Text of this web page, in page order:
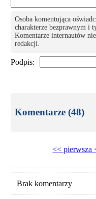
Osoba komentująca
charakterze bezprawnym i
Komentarze internautów
redakcji.
Podpis:
Komentarze (48)
<< pierwsza
Brak komentarzy